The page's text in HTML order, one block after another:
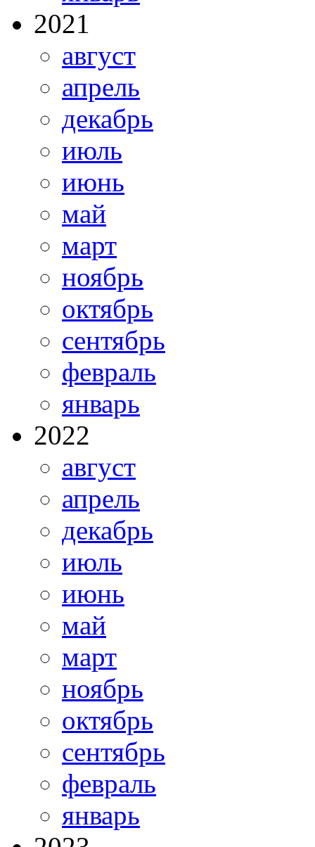
2021
август
апрель
декабрь
июль
июнь
май
март
ноябрь
октябрь
сентябрь
февраль
январь
2022
август
апрель
декабрь
июль
июнь
май
март
ноябрь
октябрь
сентябрь
февраль
январь